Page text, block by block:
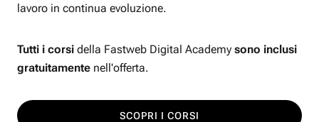
lavoro in continua evoluzione.
Tutti i corsi della Fastweb Digital Academy sono inclusi
gratuitamente nell'offerta.
SCOPRI I CORSI